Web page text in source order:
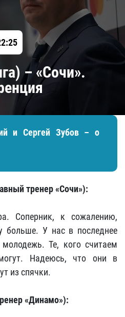
– «Сочи».
и Сергей Зубов – о
тренер «Сочи»):
Соперник, к сожалению,
больше. У нас в последнее
Те, кого считаем
Надеюсь, что они в
из спячки.
«Динамо»):